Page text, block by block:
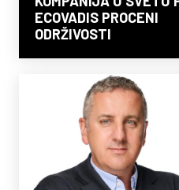
ECOVADIS PROCENI
ODRŽIVOSTI